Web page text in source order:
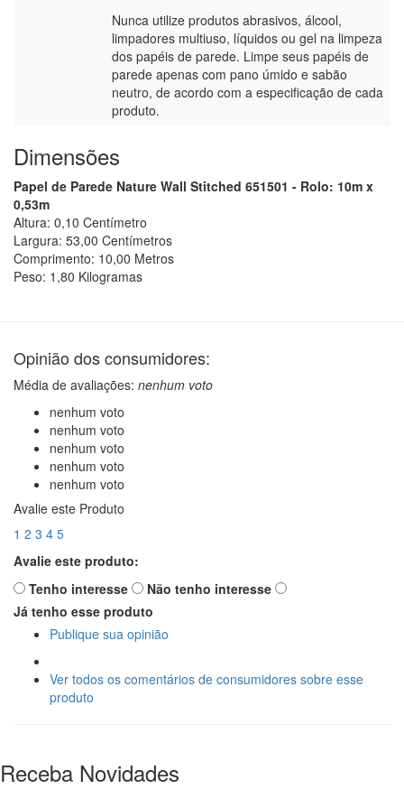
Nunca utilize produtos abrasivos, álcool,
limpadores multiuso, líquidos ou gel na limpeza
dos papéis de parede. Limpe seus papéis de
parede apenas com pano úmido e sabão
neutro, de acordo com a especificação de cada
produto.
Dimensões
Papel de Parede Nature Wall Stitched 651501 - Rolo: 10m x
0,53m
Altura: 0,10 Centímetro
Largura: 53,00 Centímetros
Comprimento: 10,00 Metros
Peso: 1,80 Kilogramas
Opinião dos consumidores:
Média de avaliações: nenhum voto
nenhum voto
nenhum voto
nenhum voto
nenhum voto
nenhum voto
Avalie este Produto
1 2 3 4 5
Avalie este produto:
Tenho interesse
Não tenho interesse
Já tenho esse produto
Publique sua opinião
Ver todos os comentários de consumidores sobre esse
produto
Receba Novidades